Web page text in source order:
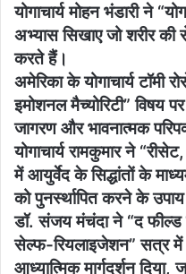
योगाचार्य मोहन भंडारी ने
अभ्यास सिखाए जो शरीर की
करते हैं।
अमेरिका के योगाचार्य टॉमी
इमोशनल मैच्योरिटी” विषय
जागरण और भावनात्मक
योगाचार्य रामकुमार ने
में आयुर्वेद के सिद्धांतों के
को पुनर्स्थापित करने के
डॉ. संजय मंचंदा ने “द फील्ड
सेल्फ-रियलाइजेशन” सत्र में
आध्यात्मिक मार्गदर्शन